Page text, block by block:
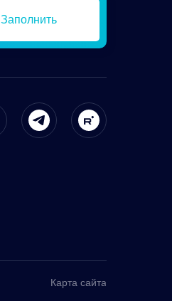
Заполнить
Карта сайта